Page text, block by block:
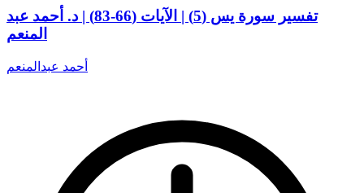
تفسير سورة يس (5) | الآيات (66-83) | د. أحمد عبد
المنعم
أحمد عبدالمنعم